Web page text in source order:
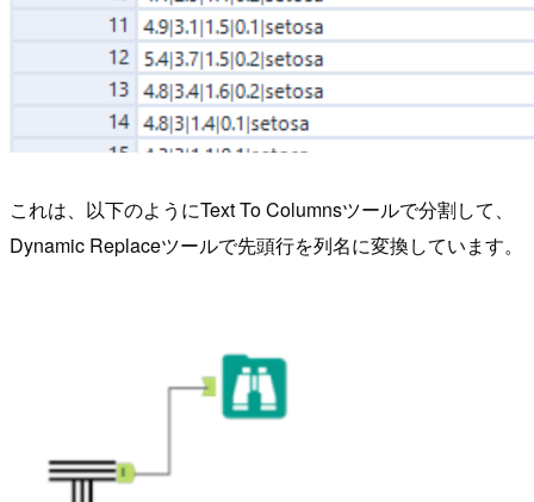
これは、以下のようにText To Columnsツールで分割して、
Dynamic Replaceツールで先頭行を列名に変換しています。